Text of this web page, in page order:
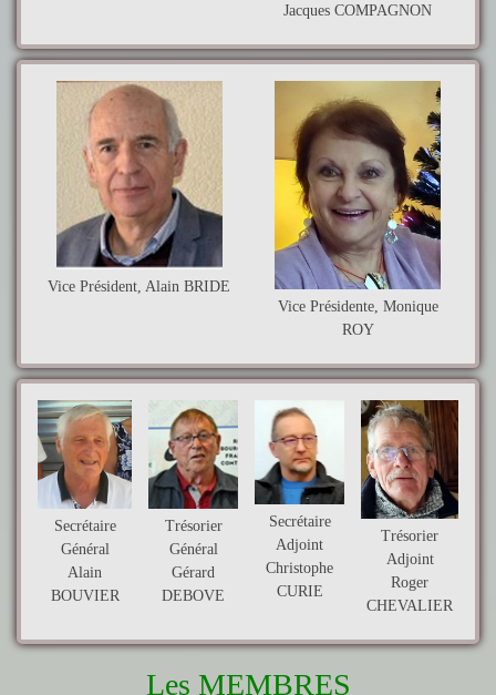
Jacques COMPAGNON
Vice Président, Alain BRIDE
Vice Présidente, Monique
ROY
Secrétaire
Général
Alain
BOUVIER
Trésorier
Général
Gérard
DEBOVE
Secrétaire
Adjoint
Christophe
CURIE
Trésorier
Adjoint
Roger
CHEVALIER
Les MEMBRES